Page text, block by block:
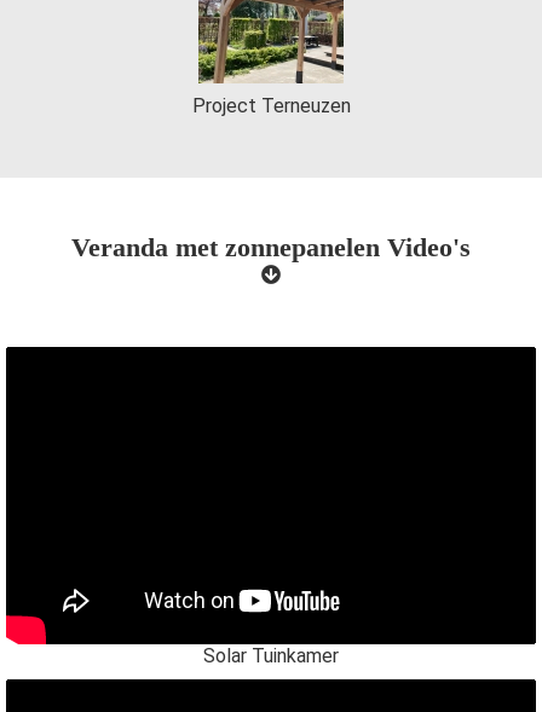
Project Terneuzen
Veranda met zonnepanelen Video's
Solar Tuinkamer